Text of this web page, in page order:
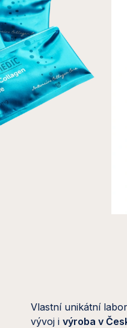
Vlastní unikátní
vývoj i výroba v